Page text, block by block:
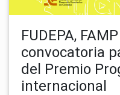
FUDEPA,
convocatoria
del Premio
internacional